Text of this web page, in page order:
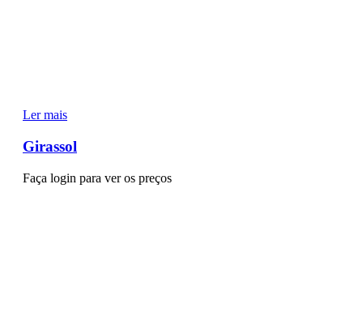
Ler mais
Girassol
Faça login para ver os preços